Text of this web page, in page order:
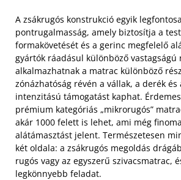
A zsákrugós konstrukció egyik
pontrugalmasság, amely biztosítja a
formakövetését és a gerinc megfelelő
gyártók ráadásul különböző vastagságú
alkalmazhatnak a matrac különböző
zónázhatóság révén a vállak, a derék és
intenzitású támogatást kaphat.
prémium kategóriás „mikrorugós”
akár 1000 felett is lehet, ami még
alátámasztást jelent. Természetesen
két oldala: a zsákrugós megoldás
rugós vagy az egyszerű szivacsmatrac,
legkönnyebb feladat.